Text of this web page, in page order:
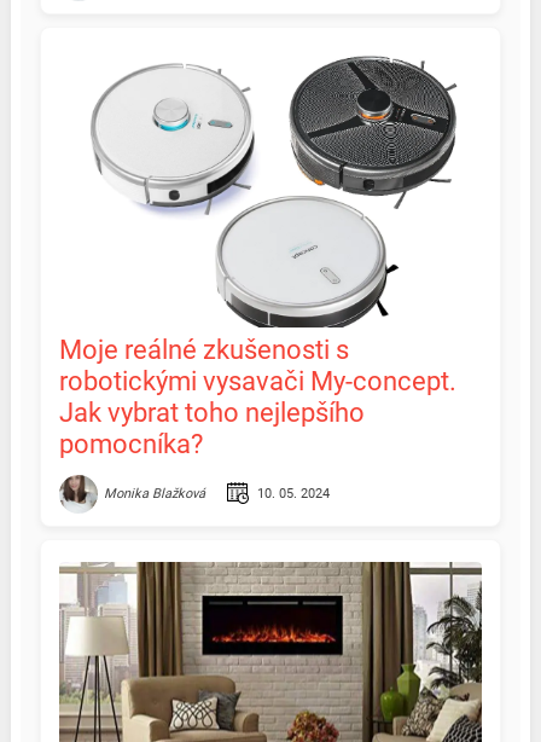
Moje reálné zkušenosti s
robotickými vysavači My-concept.
Jak vybrat toho nejlepšího
pomocníka?
Monika Blažková 10. 05. 2024